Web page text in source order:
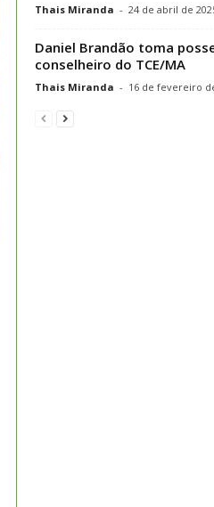
Thais Miranda - 24 de abril de
Daniel Brandão toma
conselheiro do TCE/MA
Thais Miranda - 16 de fevereiro